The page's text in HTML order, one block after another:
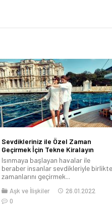
Sevdikleriniz ile Özel Zaman
Geçirmek İçin Tekne Kiralayın
Isınmaya başlayan havalar ile
beraber insanlar sevdikleriyle birlikte
zamanlarını geçirmek...
Aşk ve İlişkiler
26.01.2022
0